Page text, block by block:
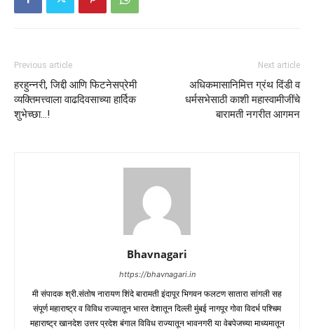
Previous article
हरहुन्नरी, जिद्दी आणि फिटनेसप्रेमी
व्यक्तिमत्त्वाला वाढदिवसाच्या हार्दिक
शुभेच्छा…!
Next article
अधिकमासानिमित्त ग्रंथ दिंडी व
धर्मसभेसाठी काशी महास्वामीजींचे
बारामती नगरीत आगमन
Bhavnagari
https://bhavnagari.in
मी संपादक श्री.संतोष नारायण शिंदे बारामती इंदापूर भिगवन फलटण सातारा सांगली सह
संपूर्ण महाराष्ट्र व विविध राज्यातून भारत देशातून दिल्ली मुंबई नागपूर गोवा विदर्भ पश्चिम
महाराष्ट्र खानदेश उत्तर प्रदेश बंगाल विविध राज्यातून भावनगरी या वेबपेजच्या माध्यमातून